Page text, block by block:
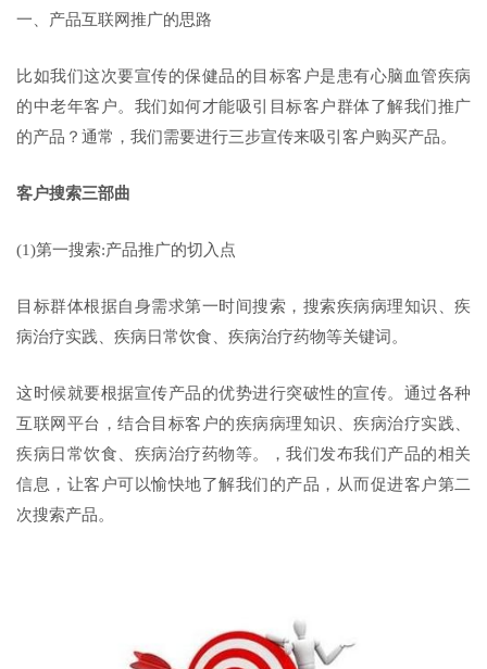
一、产品互联网推广的思路
比如我们这次要宣传的保健品的目标客户是患有心脑血管疾病
的中老年客户。我们如何才能吸引目标客户群体了解我们推广
的产品？通常，我们需要进行三步宣传来吸引客户购买产品。
客户搜索三部曲
(1)第一搜索:产品推广的切入点
目标群体根据自身需求第一时间搜索，搜索疾病病理知识、疾
病治疗实践、疾病日常饮食、疾病治疗药物等关键词。
这时候就要根据宣传产品的优势进行突破性的宣传。通过各种
互联网平台，结合目标客户的疾病病理知识、疾病治疗实践、
疾病日常饮食、疾病治疗药物等。，我们发布我们产品的相关
信息，让客户可以愉快地了解我们的产品，从而促进客户第二
次搜索产品。